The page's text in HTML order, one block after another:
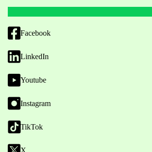
Facebook
LinkedIn
Youtube
Instagram
TikTok
X